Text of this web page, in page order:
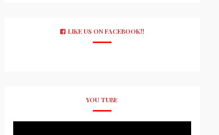
LIKE US ON FACEBOOK!!
YOU TUBE